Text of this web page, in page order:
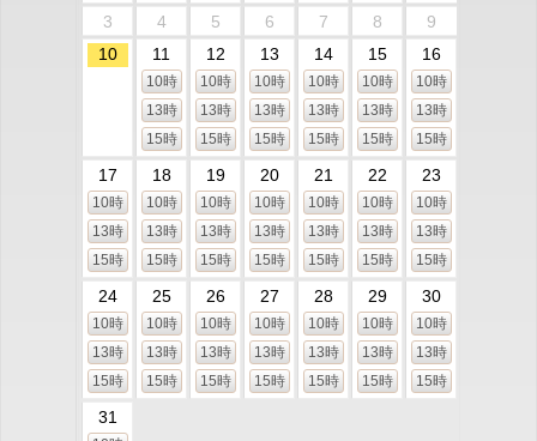
3
4 5 6 7 8
9
10
11
10時
13時
15時
12
10時
13時
15時
13
10時
13時
15時
14
10時
13時
15時
15
10時
13時
15時
16
10時
13時
15時
17
10時
13時
15時
18
10時
13時
15時
19
10時
13時
15時
20
10時
13時
15時
21
10時
13時
15時
22
10時
13時
15時
23
10時
13時
15時
24
10時
13時
15時
25
10時
13時
15時
26
10時
13時
15時
27
10時
13時
15時
28
10時
13時
15時
29
10時
13時
15時
30
10時
13時
15時
31